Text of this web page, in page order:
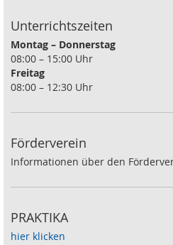
Unterrichtszeiten
Montag – Donnerstag
08:00 – 15:00 Uhr
Freitag
08:00 – 12:30 Uhr
Förderverein
Informationen über den
PRAKTIKA
hier klicken